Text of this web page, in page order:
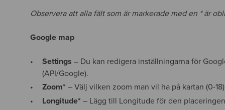
Observera att alla fält som är markerade med en * är
Google map
Settings – Du kan redigera inställningarna för
(API/Google).
Zoom* – Välj vilken zoom man vil ha på kartan (0-18)
Longitude* – Lägg till Longitude för den